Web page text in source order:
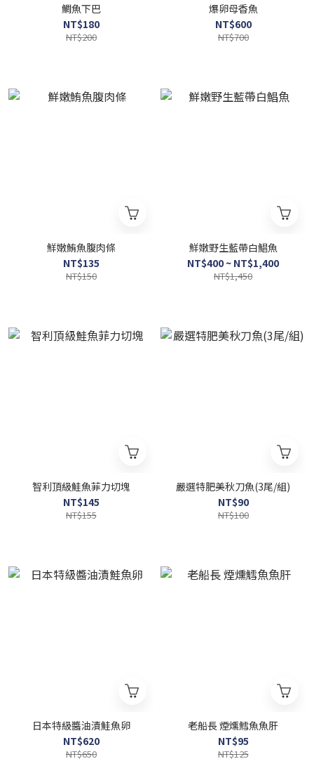
鯛魚下巴
NT$180
NT$200
爆卵母香魚
NT$600
NT$700
鮮嫩鮪魚腹肉條
NT$135
NT$150
鮮嫩野生藍帶白鯧魚
NT$400 ~ NT$1,400
NT$1,450
智利頂級鮭魚菲力切塊
NT$145
NT$155
嚴選特肥美秋刀魚(3尾/組)
NT$90
NT$100
日本特級醬油漬鮭魚卵
NT$620
NT$650
老船長 煙燻鱈魚魚肝
NT$95
NT$125